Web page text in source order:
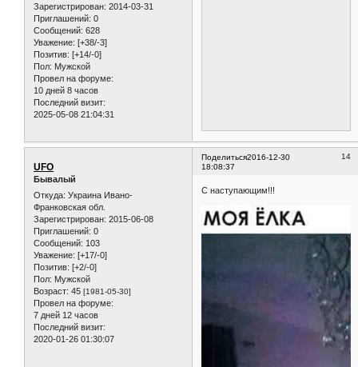
Зарегистрирован: 2014-03-31
Приглашений: 0
Сообщений: 628
Уважение: [+38/-3]
Позитив: [+14/-0]
Пол: Мужской
Провел на форуме:
10 дней 8 часов
Последний визит:
2025-05-08 21:04:31
Поделиться 14
2016-12-30
18:08:37
UFO
Бывалый
Откуда: Украина Ивано-
Франковская обл.
Зарегистрирован: 2015-06-08
Приглашений: 0
Сообщений: 103
Уважение: [+17/-0]
Позитив: [+2/-0]
Пол: Мужской
Возраст: 45 [1981-05-30]
Провел на форуме:
7 дней 12 часов
Последний визит:
2020-01-26 01:30:07
С наступающим!!!